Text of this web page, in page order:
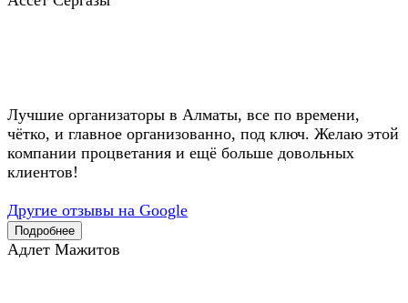
Лучшие организаторы в Алматы, все по времени,
чётко, и главное организованно, под ключ. Желаю этой
компании процветания и ещё больше довольных
клиентов!
Другие отзывы на Google
Подробнее
Адлет Мажитов